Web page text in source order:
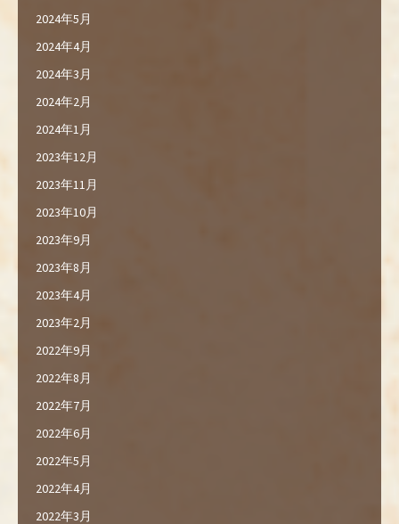
2024年5月
2024年4月
2024年3月
2024年2月
2024年1月
2023年12月
2023年11月
2023年10月
2023年9月
2023年8月
2023年4月
2023年2月
2022年9月
2022年8月
2022年7月
2022年6月
2022年5月
2022年4月
2022年3月